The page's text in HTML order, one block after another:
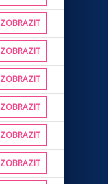
ZOBRAZIT
ZOBRAZIT
ZOBRAZIT
ZOBRAZIT
ZOBRAZIT
ZOBRAZIT